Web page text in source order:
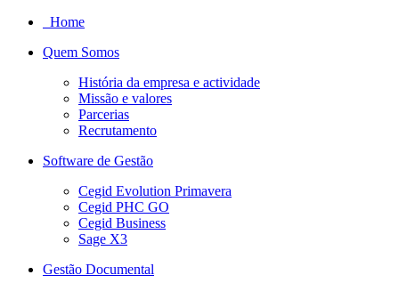
Home
Quem Somos
História da empresa e actividade
Missão e valores
Parcerias
Recrutamento
Software de Gestão
Cegid Evolution Primavera
Cegid PHC GO
Cegid Business
Sage X3
Gestão Documental